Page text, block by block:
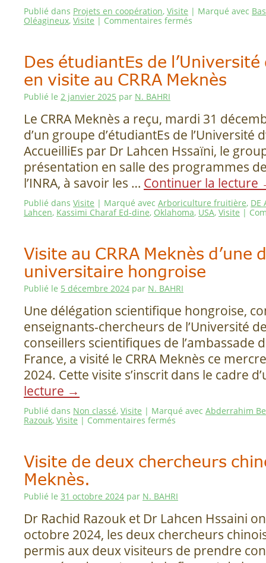
Publié dans Projets en coopération, Visite | Marqué avec
Oléagineux, Visite | Commentaires fermés
Des étudiantEs de l’Université
en visite au CRRA Meknès
Publié le 2 janvier 2025 par N. BAHRI
Le CRRA Meknès a reçu, mardi 31
d’un groupe d’étudiantEs de l’Université
AccueilliEs par Dr Lahcen Hssaïni, le
présentation en salle des programmes
l’INRA, à savoir les … Continuer la lecture
Publié dans Visite | Marqué avec Arboriculture fruitière, DE
Lahcen, Kassimi Charaf Ed-dine, Oklahoma, USA, Visite |
Visite au CRRA Meknès d’une
universitaire hongroise
Publié le 5 décembre 2024 par N. BAHRI
Une délégation scientifique hongroise,
enseignants-chercheurs de l’Université
conseillers scientifiques de l’ambassade
France, a visité le CRRA Meknès ce
2024. Cette visite s’inscrit dans le cadre
lecture →
Publié dans Non classé, Visite | Marqué avec Abderrahim
Razouk, Visite | Commentaires fermés
Visite de deux chercheurs
Meknès.
Publié le 31 octobre 2024 par N. BAHRI
Dr Rachid Razouk et Dr Lahcen Hssaini
octobre 2024, les deux chercheurs
permis aux deux visiteurs de prendre